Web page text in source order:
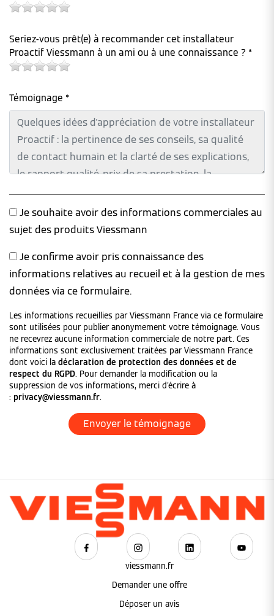
Seriez-vous prêt(e) à recommander cet installateur
Proactif Viessmann à un ami ou à une connaissance ? *
Témoignage *
Je souhaite avoir des informations commerciales au
sujet des produits Viessmann
Je confirme avoir pris connaissance des
informations relatives au recueil et à la gestion de mes
données via ce formulaire.
Les informations recueillies par Viessmann France via ce formulaire
sont utilisées pour publier anonymement votre témoignage. Vous
ne recevrez aucune information commerciale de notre part. Ces
informations sont exclusivement traitées par Viessmann France
dont voici la déclaration de protection des données et de
respect du RGPD. Pour demander la modification ou la
suppression de vos informations, merci d'écrire à
: privacy@viessmann.fr.
viessmann.fr
Demander une offre
Déposer un avis